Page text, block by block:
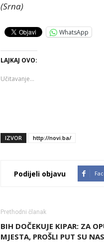
(Srna)
WhatsApp
LAJKAJ OVO:
Učitavanje...
IZVOR http://novi.ba/
Podijeli objavu
Prethodni članak
BIH DOČEKUJE KIPAR: ZA
MJESTA, PROŠLI PUT SU